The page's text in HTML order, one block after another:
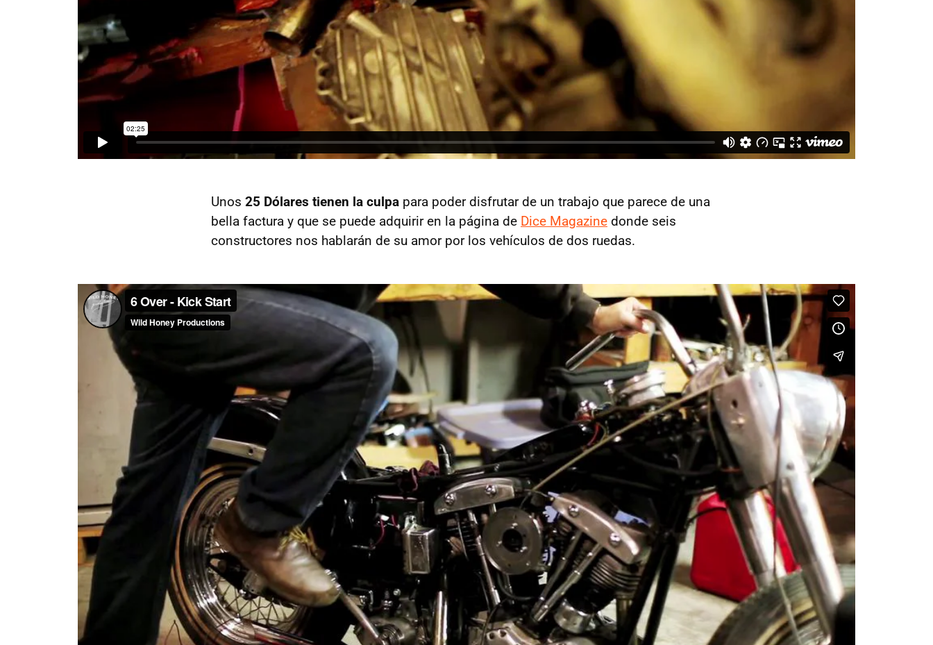
Unos 25 Dólares tienen la culpa para poder disfrutar de un trabajo que parece de una
bella factura y que se puede adquirir en la página de Dice Magazine donde seis
constructores nos hablarán de su amor por los vehículos de dos ruedas.